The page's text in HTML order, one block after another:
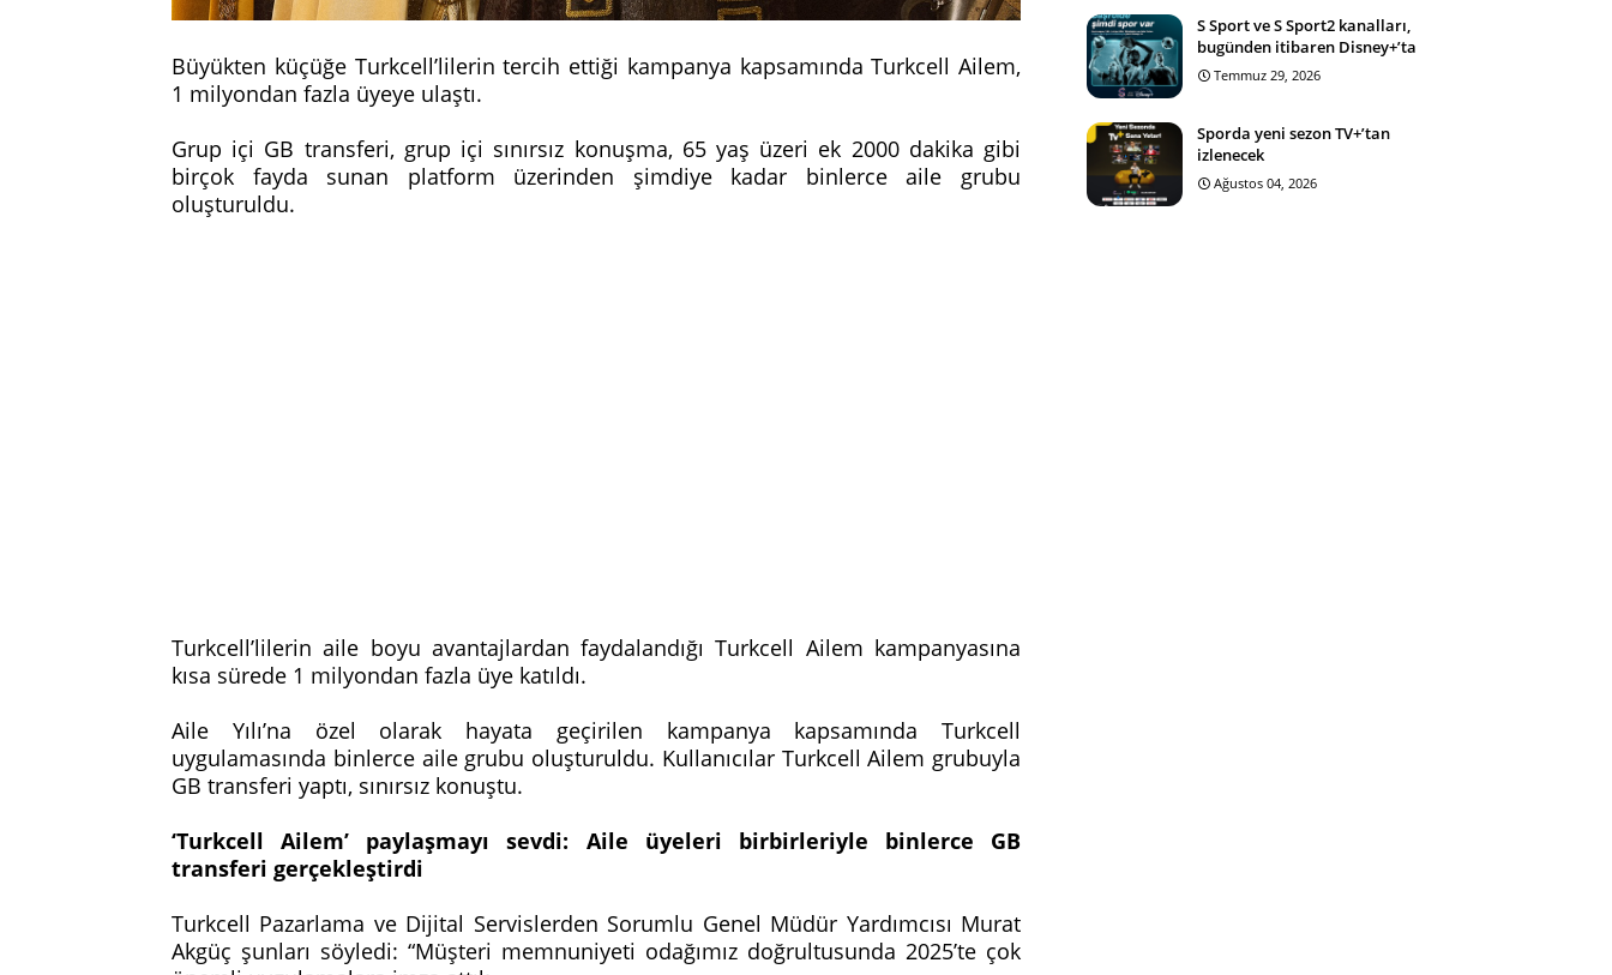
Büyükten küçüğe Turkcell’lilerin tercih ettiği kampanya kapsamında Turkcell Ailem,
1 milyondan fazla üyeye ulaştı.
Grup içi GB transferi, grup içi sınırsız konuşma, 65 yaş üzeri ek 2000 dakika gibi
birçok fayda sunan platform üzerinden şimdiye kadar binlerce aile grubu
oluşturuldu.
Turkcell’lilerin aile boyu avantajlardan faydalandığı Turkcell Ailem kampanyasına
kısa sürede 1 milyondan fazla üye katıldı.
Aile Yılı’na özel olarak hayata geçirilen kampanya kapsamında Turkcell
uygulamasında binlerce aile grubu oluşturuldu. Kullanıcılar Turkcell Ailem grubuyla
GB transferi yaptı, sınırsız konuştu.
‘Turkcell Ailem’ paylaşmayı sevdi: Aile üyeleri birbirleriyle binlerce GB
transferi gerçekleştirdi
Turkcell Pazarlama ve Dijital Servislerden Sorumlu Genel Müdür Yardımcısı Murat
Akgüç şunları söyledi: “Müşteri memnuniyeti odağımız doğrultusunda 2025’te çok
S Sport ve S Sport2 kanalları,
bugünden itibaren Disney+’ta
Temmuz 29, 2026
Sporda yeni sezon TV+’tan
izlenecek
Ağustos 04, 2026